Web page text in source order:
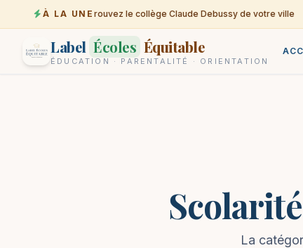
À LA UNE
07-08 Trouvez le collège Claude Debussy de votre ville
Label Écoles Équitable
ÉDUCATION · PARENTALITÉ · ORIENTATION
La